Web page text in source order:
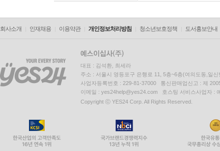
회사소개 인재채용 이용약관 개인정보처리방침 청소년보호정책 도서홍보안내
대표 : 김석환, 최세라
주소 : 서울시 영등포구 은행로 11, 5층~6층(여의도동,일신
사업자등록번호 : 229-81-37000 통신판매업신고 : 제
이메일 : yes24help@yes24.com 호스팅 서비스사업자 :
Copyright ⓒ YES24 Corp. All Rights Reserved.